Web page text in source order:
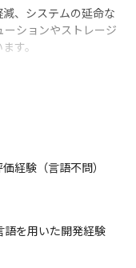
、システムの延命な
ーションやストレージ
す。
葉・埼玉）
経験（⾔語不問）
を⽤いた開発経験